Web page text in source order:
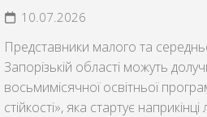
10.07.2026
Представники малого та
Запорізькій області можуть
восьмимісячної освітньої
стійкості», яка стартує